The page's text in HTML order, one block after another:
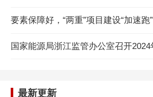
要素保障好，“两重”项目建设“加速跑”
最新更新